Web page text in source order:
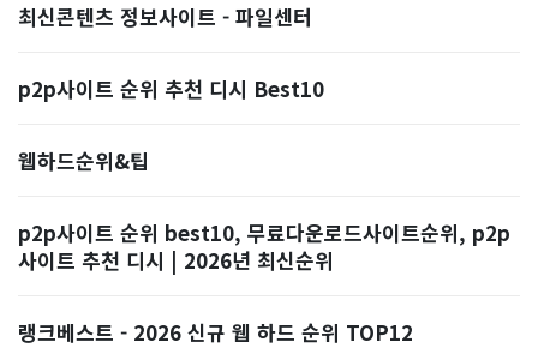
최신콘텐츠 정보사이트 - 파일센터
p2p사이트 순위 추천 디시 Best10
웹하드순위&팁
p2p사이트 순위 best10, 무료다운로드사이트순위, p2p
사이트 추천 디시 | 2026년 최신순위
랭크베스트 - 2026 신규 웹 하드 순위 TOP12